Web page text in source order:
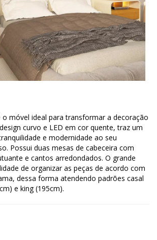
o móvel ideal para transformar a decoração
curvo e LED em cor quente, traz um
e modernidade ao seu
Possui duas mesas de cabeceira com
e cantos arredondados. O grande
de organizar as peças de acordo com
dessa forma atendendo padrões casal
e king (195cm).